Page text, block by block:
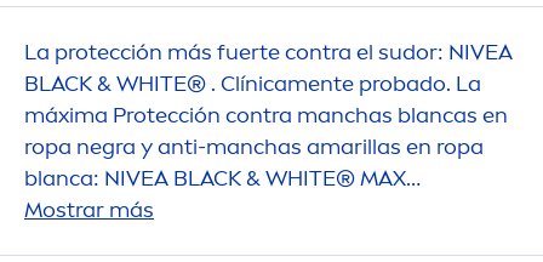
La protección más fuerte contra el sudor: NIVEA
BLACK&WHITE® . Clínicamente probado. La
máxima Protección contra manchas blancas en
ropa negra y anti-manchas amarillas en ropa
blanca: NIVEA BLACK&WHITE® MAX
PROTECTION
Mostrar más